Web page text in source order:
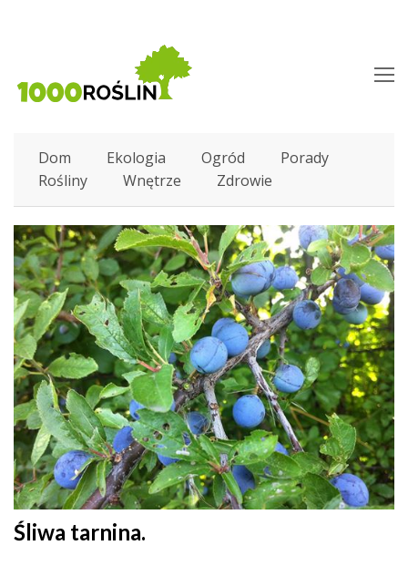
Dom Ekologia Ogród
Porady
Rośliny
Wnętrze Zdrowie
Śliwa tarnina.